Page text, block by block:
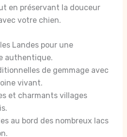
en préservant la douceur
votre chien.
Landes pour une
authentique.
de gemmage avec
vivant.
et charmants villages
au bord des nombreux lacs